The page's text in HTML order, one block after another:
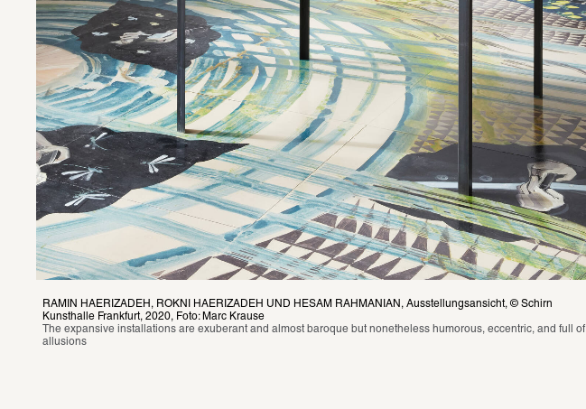
RAMIN HAERIZADEH, ROKNI HAERIZADEH UND HESAM RAHMANIAN, Ausstellungsansicht, © Schirn
Kunsthalle Frankfurt, 2020, Foto: Marc Krause
The expansive installations are exuberant and almost baroque but nonetheless humorous, eccentric, and full of
allusions